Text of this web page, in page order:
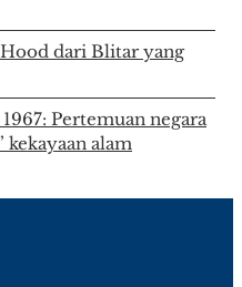
dari Blitar yang
Pertemuan negara
kekayaan alam